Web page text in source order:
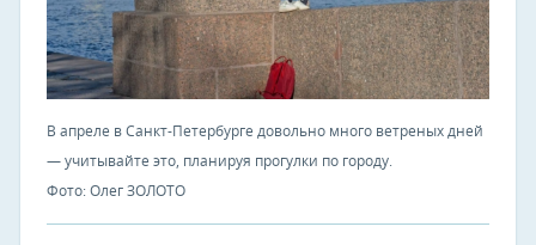
В апреле в Санкт-Петербурге довольно много ветреных дней
— учитывайте это, планируя прогулки по городу.
Фото: Олег ЗОЛОТО